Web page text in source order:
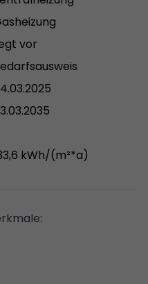
seit 2015 und
vermietet sind. Die
bei ca. 20.000 €
von ca. 200
als Mehrfamilienhaus
Möglichkeiten zur
Sie sich bei
vor
kWh/(m²*a)